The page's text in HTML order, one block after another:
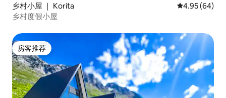
乡村小屋 ｜ Korita 平均评分 4.95
4.95 (64)
乡村度假小屋
房客推荐
房客推荐